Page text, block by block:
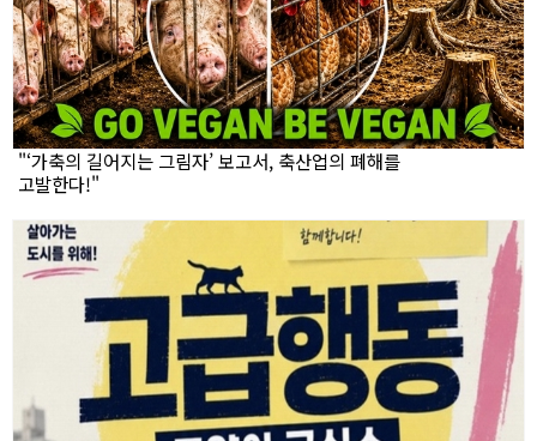
"‘가축의 길어지는 그림자’ 보고서, 축산업의 폐해를
고발한다!"